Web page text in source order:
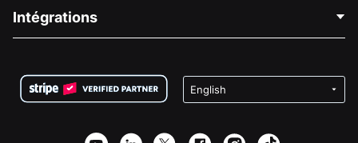
Carrières
Confidentialité
Partenariat d'affiliation
Collecte de fonds médicale
Collecte de fonds caritative
Intégrations
Plugin de don Wix
Application de don Webflow